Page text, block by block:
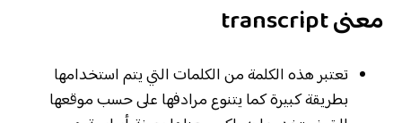
معنىtranscript
تعتبر هذه الكلمة من الكلمات التي يتم استخدامها
بطريقة كبيرة كما يتنوع مرادفها على حسب موقعها